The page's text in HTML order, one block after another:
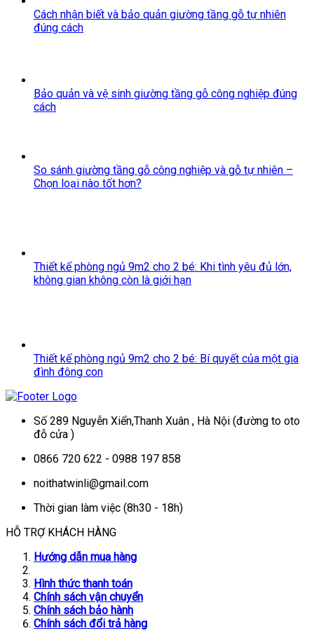
Cách nhận biết và bảo quản giường tầng gỗ tự nhiên
đúng cách
Bảo quản và vệ sinh giường tầng gỗ công nghiệp đúng
cách
So sánh giường tầng gỗ công nghiệp và gỗ tự nhiên –
Chọn loại nào tốt hơn?
Thiết kế phòng ngủ 9m2 cho 2 bé: Khi tình yêu đủ lớn,
không gian không còn là giới hạn
Thiết kế phòng ngủ 9m2 cho 2 bé: Bí quyết của một gia
đình đông con
Số 289 Nguyễn Xiển,Thanh Xuân , Hà Nội (đường to oto
đỗ cửa )
0866 720 622 - 0988 197 858
noithatwinli@gmail.com
Thời gian làm việc (8h30 - 18h)
HỖ TRỢ KHÁCH HÀNG
Hướng dẫn mua hàng
Hình thức thanh toán
Chính sách vận chuyển
Chính sách bảo hành
Chính sách đổi trả hàng